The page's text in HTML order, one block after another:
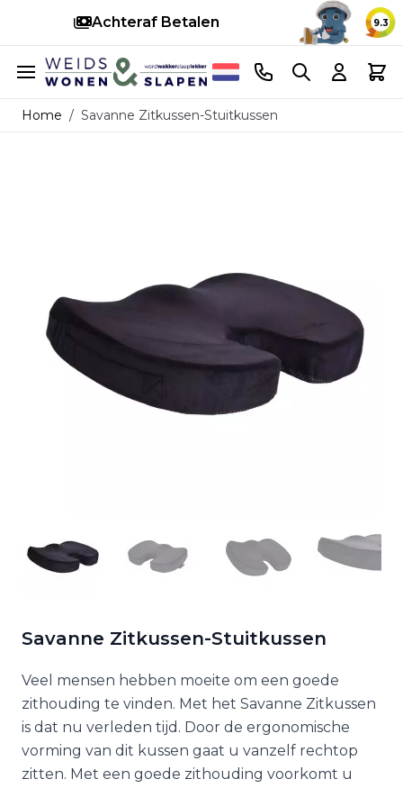
Achteraf Betalen 9.3
Ga naar de inhoud
Telefoonnummer
Search Cart
Home / Savanne Zitkussen-Stuitkussen
Savanne Zitkussen-Stuitkussen
Veel mensen hebben moeite om een goede
zithouding te vinden. Met het Savanne Zitkussen
is dat nu verleden tijd. Door de ergonomische
vorming van dit kussen gaat u vanzelf rechtop
zitten. Met een goede zithouding voorkomt u